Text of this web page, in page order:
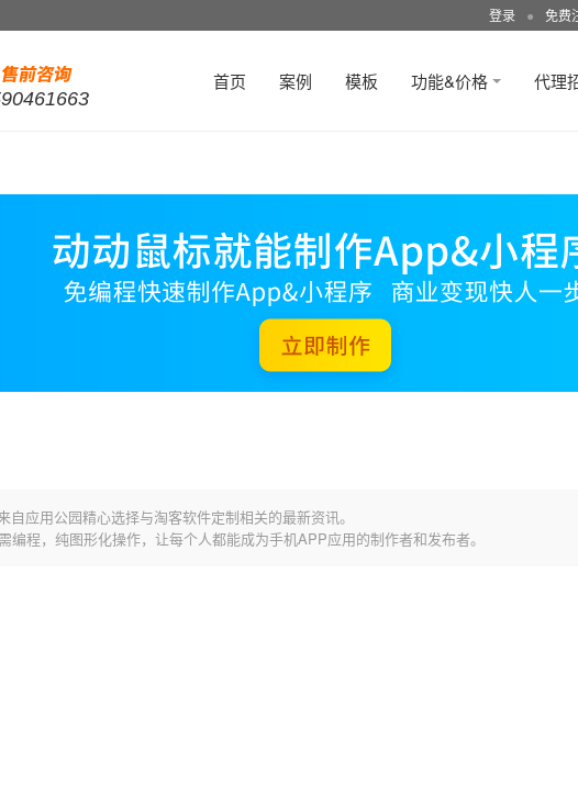
登录 ● 免费
首页 案例 模板 功能&价格 代理
应用公园精心选择与淘客软件定制相关的最新资讯。
程，纯图形化操作，让每个人都能成为手机APP应用的制作者和发布者。